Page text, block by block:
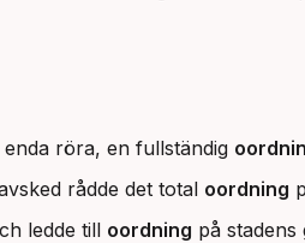
röra, en fullständig
rådde det total oordning
ledde till oordning på stadens